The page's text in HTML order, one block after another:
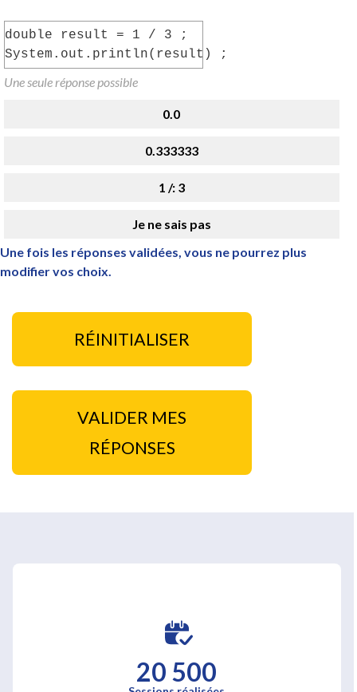
double result = 1 / 3 ;
System.out.println(result) ;
Une seule réponse possible
0.0
0.333333
1 /: 3
Je ne sais pas
Une fois les réponses validées, vous ne pourrez plus
modifier vos choix.
RÉINITIALISER
VALIDER MES
RÉPONSES
20 500